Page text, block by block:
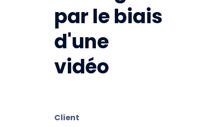
par le biais
d'une
vidéo
Client